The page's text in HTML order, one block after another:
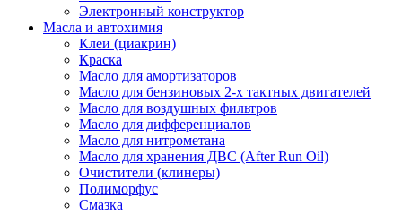
Электронный конструктор
Масла и автохимия
Клеи (циакрин)
Краска
Масло для амортизаторов
Масло для бензиновых 2-х тактных двигателей
Масло для воздушных фильтров
Масло для дифференциалов
Масло для нитрометана
Масло для хранения ДВС (After Run Oil)
Очистители (клинеры)
Полиморфус
Смазка